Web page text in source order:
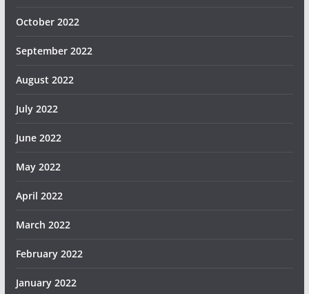
October 2022
September 2022
August 2022
July 2022
June 2022
May 2022
April 2022
March 2022
February 2022
January 2022